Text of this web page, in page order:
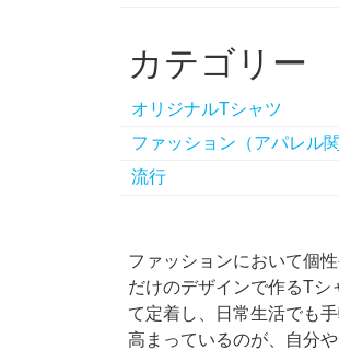
カテゴリー
オリジナルTシャツ
ファッション（アパレル関
流行
ファッションにおいて個
だけのデザインで作るTシ
て定着し、日常生活でも
高まっているのが、自分